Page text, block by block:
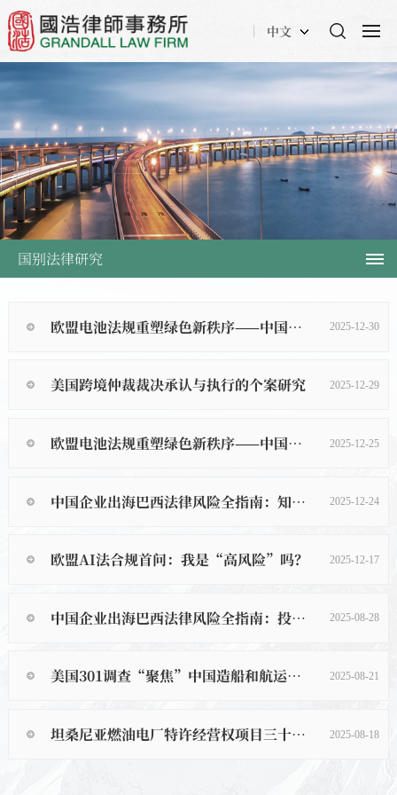
中文
国别法律研究
欧盟电池法规重塑绿色新秩序——中国新能源产业链的合规冲击与应对战略（下篇） 2025-12-30
美国跨境仲裁裁决承认与执行的个案研究 2025-12-29
欧盟电池法规重塑绿色新秩序——中国新能源产业链的合规冲击与应对战略（上篇） 2025-12-25
中国企业出海巴西法律风险全指南：知识产权篇 2025-12-24
欧盟AI法合规首问：我是“高风险”吗？ 2025-12-17
中国企业出海巴西法律风险全指南：投资并购篇 2025-08-28
美国301调查“聚焦”中国造船和航运，企业如何破局？ 2025-08-21
坦桑尼亚燃油电厂特许经营权项目三十年争议解读 2025-08-18